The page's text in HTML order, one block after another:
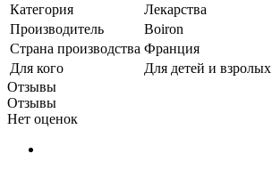
Категория
Лекарства
Производитель
Boiron
Страна производства Франция
Для кого
Для детей и взролых
Отзывы
Отзывы
Нет оценок